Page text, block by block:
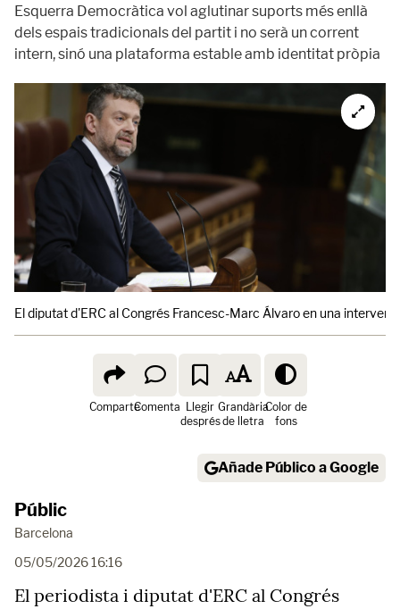
Esquerra Democràtica vol aglutinar suports més enllà
dels espais tradicionals del partit i no serà un corrent
intern, sinó una plataforma estable amb identitat pròpia
El diputat d'ERC al Congrés Francesc-Marc Álvaro en una
ComparteComenta Llegir
després
Grandària
de lletra
Color de
fons
Añade Público a Google
Públic
Barcelona
05/05/2026 16:16
El periodista i diputat d'ERC al Congrés